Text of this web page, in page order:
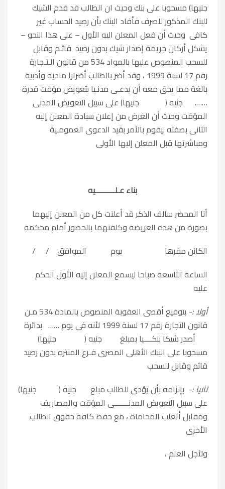
جنيها) مسحوبا على بنك وحيث ان الطالب قد قدم الشيك
للبنك المذكور للصرف فأفاد البنك بأن رصيد الحساب غير
كافى وحيث أن فعل المعلن اليه الأول – على هذا النحو –
يشكل أركان جريمة إصدار شيك بدون رصيد قائـم وقابل
للسحب المنصوص عليها بالمواد 534 من قانون الـتـجارة
رقم 17 لسنة 1999 ، وقد أضر بالطالب أضرارا مادية وأدبية
بالغة مما يحق معه أن يدعـى مدنـيا بتعويض مؤقت قدرة
……. جنيه ( جنيها) على سبيل التعويض المدنى
المؤقت وحيث أن الغرض من إعلان سيادة المعلن إليه
الثانى بصفته ليقوم بالأمر بقيد الدعوى العمومـية
ومباشرتها قبل المعلن إليها الأولى
بناء عـلــــــــــيه
أنا المحضر سالف الذكر قد أعلنت كل من المعلن إليهما
بصورة من هذه العريضة وكلفتهما بالحضور أمام محكمة
الكائن مقرها يوم الموافق / /
الساعة التاسعة صباحا ليسمع المعلن إليه الأول الحكم
عليه
أولا:-
بتوقيع أقصى العقوبة المنصوص بالمادة 534 مـن
قانون التجارة رقم 17 لسنة 1999 لأنه فى يوم …… بدائرة
أصدر شيكا بنكــــيا بمبلغ جنيه ( جنيها)
مسحوبا على البنك الأهلى المصرى فـرع المنتزه بدون رصيد
قائم وقابل للسحب
ثانيا:- بإلزامه بأن يؤدى للطالب مبلغ جنيه ( جنيها)
على سبيل التعويض المدنـــــــى المؤقت والمصاريف
ومقابل أتعاب المحاماة ، مع حفظ كافة حقوق الطالب
الأخرى
ولأجل العلم ،